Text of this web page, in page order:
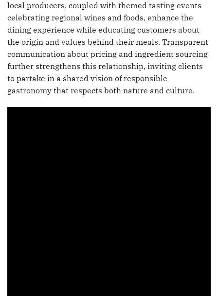
local producers, coupled with themed tasting events
celebrating regional wines and foods, enhance the
dining experience while educating customers about
the origin and values behind their meals. Transparent
communication about pricing and ingredient sourcing
further strengthens this relationship, inviting clients
to partake in a shared vision of responsible
gastronomy that respects both nature and culture.